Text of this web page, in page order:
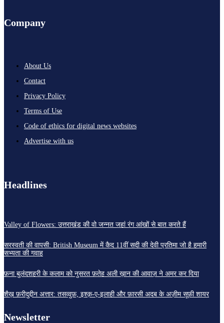
Company
About Us
Contact
Privacy Policy
Terms of Use
Code of ethics for digital news websites
Advertise with us
Headlines
Valley of Flowers: उत्तराखंड की वो जन्नत जहां रंग आंखों से बात करते हैं
सरस्वती की वापसी: British Museum में कैद 11वीं सदी की देवी प्रतिमा जो है हमारी
सभ्यता की गवाह
फ़ना बुलंदशहरी के कलाम को नुसरत फ़तेह अली ख़ान की आवाज़ ने अमर कर दिया
शैख़ फ़रीदुद्दीन अत्तार: तसव्वुफ़, इश्क़-ए-इलाही और फ़ारसी अदब के अज़ीम सूफ़ी शायर
Newsletter